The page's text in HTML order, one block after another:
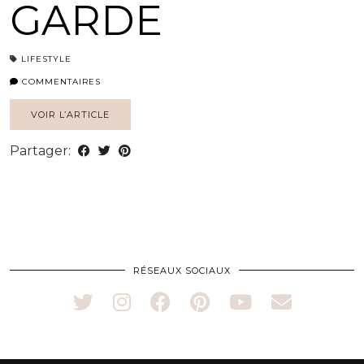
GARDE
LIFESTYLE
COMMENTAIRES
VOIR L’ARTICLE
Partager:
RÉSEAUX SOCIAUX